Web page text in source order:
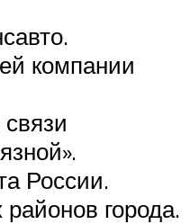
компании
России.
города.